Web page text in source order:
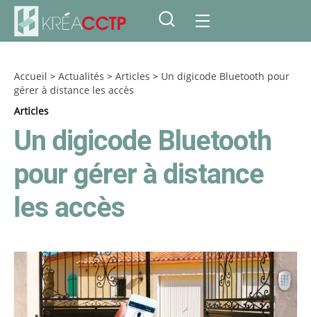
Accueil > Actualités > Articles > Un digicode Bluetooth pour
gérer à distance les accès
Articles
Un digicode Bluetooth
pour gérer à distance
les accès